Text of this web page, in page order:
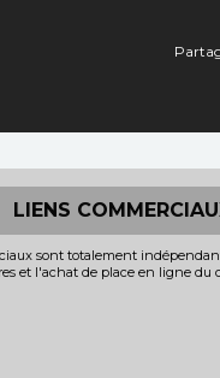
LIENS
sont totalement
et l'achat de place en ligne du